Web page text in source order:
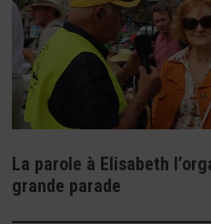
La parole à Elisabeth
grande parade